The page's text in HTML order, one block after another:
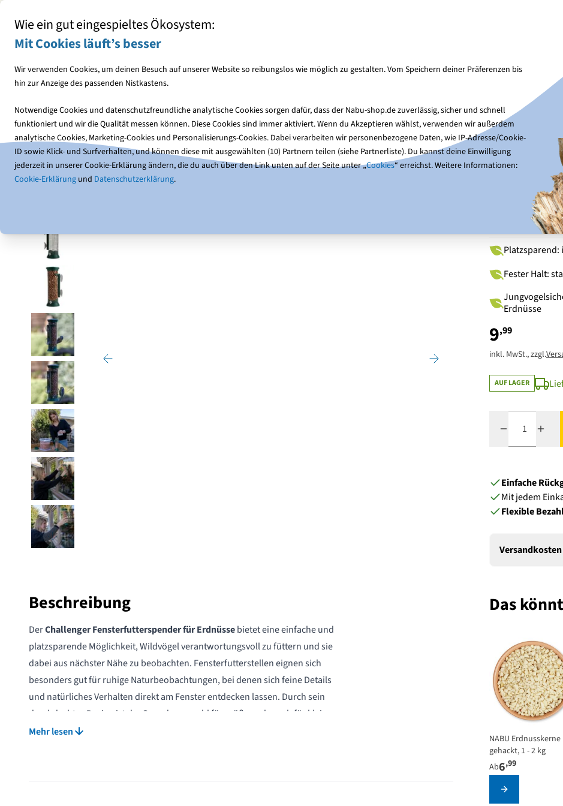
Wie ein gut eingespieltes Ökosystem:
Mit Cookies läuft’s besser
Wir verwenden Cookies, um deinen Besuch auf unserer Website so reibungslos wie möglich zu gestalten. Vom Speichern deiner Präferenzen bis
hin zur Anzeige des passenden Nistkastens.
Notwendige Cookies und datenschutzfreundliche analytische Cookies sorgen dafür, dass der Nabu-shop.de zuverlässig, sicher und schnell
funktioniert und wir die Qualität messen können. Diese Cookies sind immer aktiviert. Wenn du Akzeptieren wählst, verwenden wir außerdem
analytische Cookies, Marketing-Cookies und Personalisierungs-Cookies. Dabei verarbeiten wir personenbezogene Daten, wie IP-Adresse/Cookie-
ID sowie Klick- und Surfverhalten, und können diese mit ausgewählten (10) Partnern teilen (siehe Partnerliste). Du kannst deine Einwilligung
jederzeit in unserer Cookie-Erklärung ändern, die du auch über den Link unten auf der Seite unter „Cookies“ erreichst. Weitere Informationen:
Cookie-Erklärung und Datenschutzerklärung.
Vogelfutterhäuser Erdnuss-Futterhäuser Fensterfutterspender „Challenger“ für Erdnüsse
Platzsparend:
Fester Halt:
Erdnüsse
9,99
inkl. MwSt., zzgl.
AUF LAGER
Einfache
Mit jedem
Flexible
Das
NABU Erdnusskerne
gehackt, 1 - 2 kg
The price
Ab6,99
Konfigurieren
Beschreibung
DerChallenger Fensterfutterspender für Erdnüssebietet eine einfache und
platzsparende Möglichkeit, Wildvögel verantwortungsvoll zu füttern und sie
dabei aus nächster Nähe zu beobachten. Fensterfutterstellen eignen sich
besonders gut für ruhige Naturbeobachtungen, bei denen sich feine Details
und natürliches Verhalten direkt am Fenster entdecken lassen. Durch sein
durchdachtes Design ist der Spender sowohl für größere als auch für kleinere
Vogelarten geeignet und kann verschiedene Arten wie Spatzen und Meisen
futterspender kommt ohne Netz aus und ermöglicht es, ganze Erdnüsse
Mehr lesen